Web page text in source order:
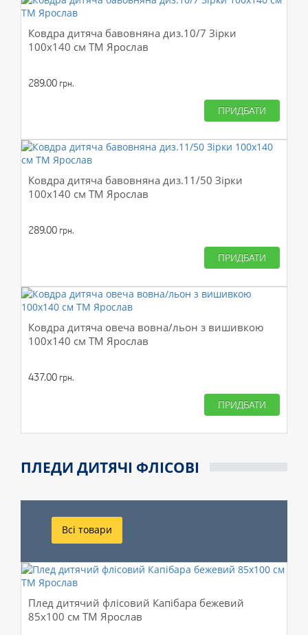
Ковдра дитяча бавовняна диз.10/7 Зірки
100х140 см ТМ Ярослав
289.00 грн.
ПРИДБАТИ
Ковдра дитяча бавовняна диз.11/50 Зірки
100х140 см ТМ Ярослав
289.00 грн.
ПРИДБАТИ
Ковдра дитяча овеча вовна/льон з вишивкою
100х140 см ТМ Ярослав
437.00 грн.
ПРИДБАТИ
ПЛЕДИ ДИТЯЧІ ФЛІСОВІ
Всі товари
Плед дитячий флісовий Капібара бежевий
85х100 см ТМ Ярослав